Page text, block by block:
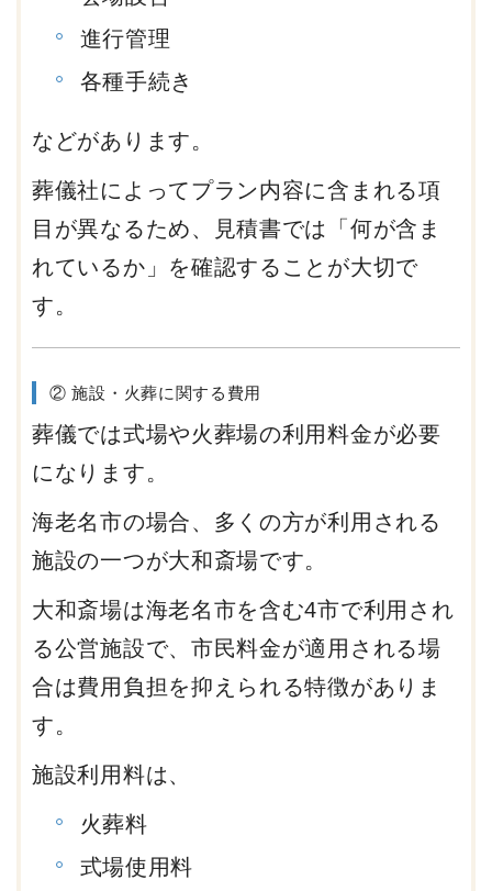
進行管理
各種手続き
などがあります。
葬儀社によってプラン内容に含まれる項
目が異なるため、見積書では「何が含ま
れているか」を確認することが大切で
す。
② 施設・火葬に関する費用
葬儀では式場や火葬場の利用料金が必要
になります。
海老名市の場合、多くの方が利用される
施設の一つが大和斎場です。
大和斎場は海老名市を含む4市で利用され
る公営施設で、市民料金が適用される場
合は費用負担を抑えられる特徴がありま
す。
施設利用料は、
火葬料
式場使用料